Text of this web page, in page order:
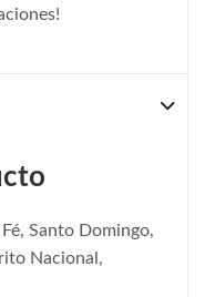
Santo Domingo,
Nacional,